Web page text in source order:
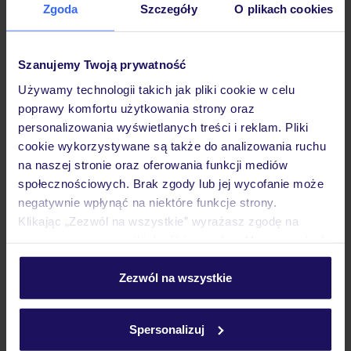
Zgoda Szczegóły O plikach cookies
Szanujemy Twoją prywatność
Używamy technologii takich jak pliki cookie w celu
poprawy komfortu użytkowania strony oraz
personalizowania wyświetlanych treści i reklam. Pliki
cookie wykorzystywane są także do analizowania ruchu
na naszej stronie oraz oferowania funkcji mediów
społecznościowych. Brak zgody lub jej wycofanie może
negatywnie wpłynąć na niektóre funkcje strony.
Klikając „Zezwól na wszystkie” wyrażasz zgodę na
personalizować swój wybór wchodząc w zakładkę
Szczegółowe informacje o plikach cookie znajdziesz
Zezwól na wszystkie
Spersonalizuj
Hotel
Pokoje
Wyżywienie
Atrakcje
Ważne informacje
Często zadawane pytania